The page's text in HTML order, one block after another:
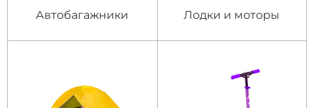
Автобагажники Лодки и моторы